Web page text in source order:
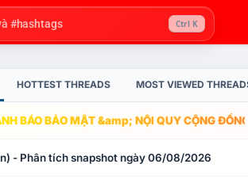
Ctrl K
HOTTEST THREADS MOST VIEWED
BÁO BẢO MẬT &amp; NỘI QUY CỘNG
- Phân tích snapshot ngày 06/08/2026